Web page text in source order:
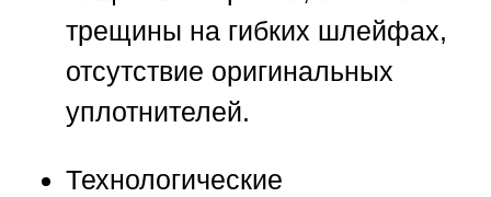
трещины на гибких шлейфах,
отсутствие оригинальных
уплотнителей.
Технологические